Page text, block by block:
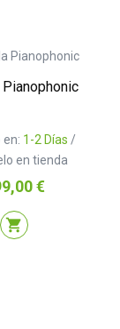
Pianophonic
en: 1-2 Días /
en tienda
€
shopping_cart